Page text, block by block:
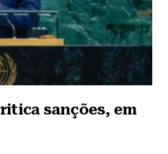
sanções, em